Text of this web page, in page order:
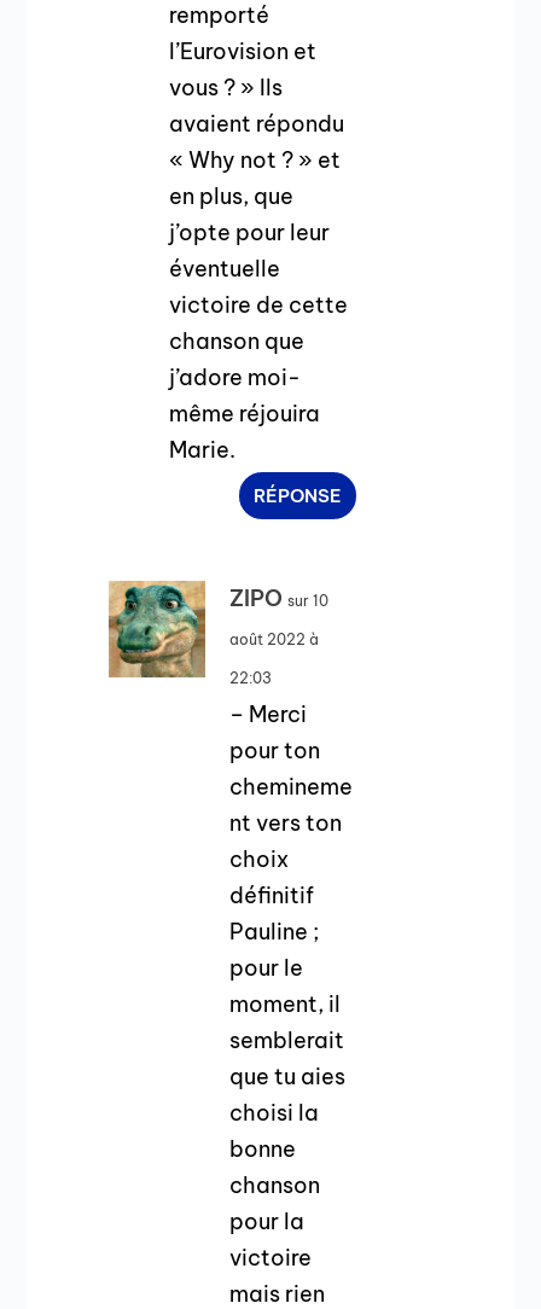
remporté
l’Eurovision et
vous ? » Ils
avaient répondu
« Why not ? » et
en plus, que
j’opte pour leur
éventuelle
victoire de cette
chanson que
j’adore moi-
même réjouira
Marie.
RÉPONSE
ZIPO sur 10
août 2022 à
22:03
– Merci
pour ton
chemineme
nt vers ton
choix
définitif
Pauline ;
pour le
moment, il
semblerait
que tu aies
choisi la
bonne
chanson
pour la
victoire
mais rien